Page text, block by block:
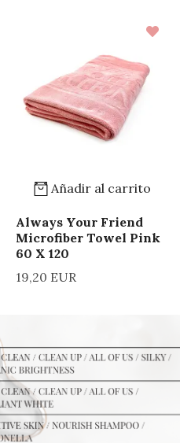
Añadir al carrito
Always Your Friend
Microfiber Towel Pink
60 X 120
19,20 EUR